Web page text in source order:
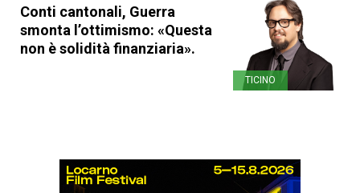
Conti cantonali, Guerra
smonta l’ottimismo: «Questa
non è solidità finanziaria».
TICINO